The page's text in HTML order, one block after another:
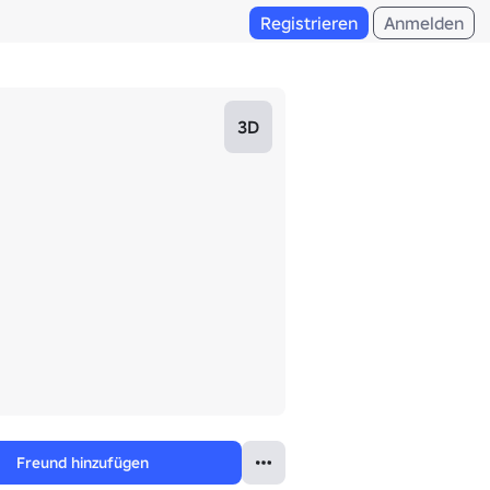
Registrieren Anmelden
3D
Freund hinzufügen